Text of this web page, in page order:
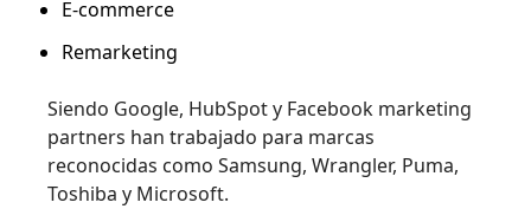
E-commerce
Remarketing
Siendo Google, HubSpot y Facebook marketing
partners han trabajado para marcas
reconocidas como Samsung, Wrangler, Puma,
Toshiba y Microsoft.